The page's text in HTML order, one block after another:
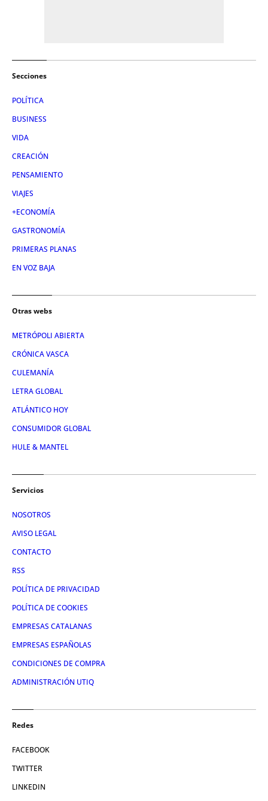
Secciones
POLÍTICA
BUSINESS
VIDA
CREACIÓN
PENSAMIENTO
VIAJES
+ECONOMÍA
GASTRONOMÍA
PRIMERAS PLANAS
EN VOZ BAJA
Otras webs
METRÓPOLI ABIERTA
CRÓNICA VASCA
CULEMANÍA
LETRA GLOBAL
ATLÁNTICO HOY
CONSUMIDOR GLOBAL
HULE & MANTEL
Servicios
NOSOTROS
AVISO LEGAL
CONTACTO
RSS
POLÍTICA DE PRIVACIDAD
POLÍTICA DE COOKIES
EMPRESAS CATALANAS
EMPRESAS ESPAÑOLAS
CONDICIONES DE COMPRA
ADMINISTRACIÓN UTIQ
Redes
FACEBOOK
TWITTER
LINKEDIN